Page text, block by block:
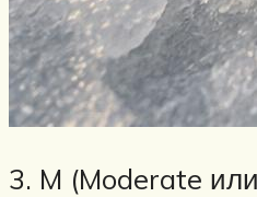
3. M (Moderate